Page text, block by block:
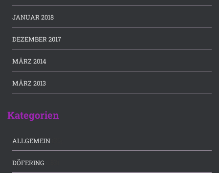
JANUAR 2018
DEZEMBER 2017
MÄRZ 2014
MÄRZ 2013
Kategorien
ALLGEMEIN
DÖFERING